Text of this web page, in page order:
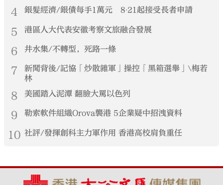
4 銀髮經濟/銀債每手1萬元 8‧21起接受長者申請
5 港區人大代表安徽考察文旅融合發展
6 井水集/不轉型，死路一條
7
新聞背後/記協「炒散雜軍」操控「黑箱選舉」\梅若
林
8 美國踏入泥潭 翻臉大罵以色列
9 勒索軟件組織Orova襲港 5企業疑中招洩資料
10 社評/發揮創科主力軍作用 香港高校肩負重任